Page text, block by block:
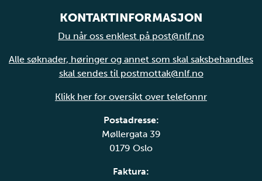
KONTAKTINFORMASJON
Du når oss enklest på post@nlf.no
Alle søknader, høringer og annet som skal saksbehandles
skal sendes til postmottak@nlf.no
Klikk her for oversikt over telefonnr
Postadresse:
Møllergata 39
0179 Oslo
Faktura: